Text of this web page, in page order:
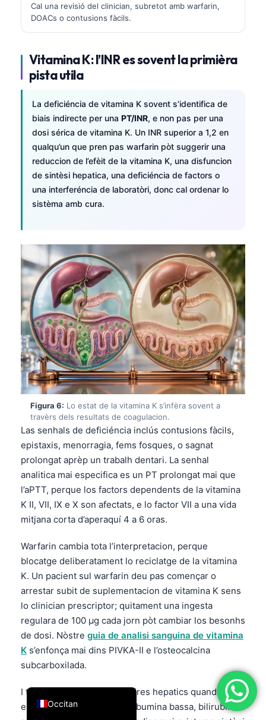
Cal una revisió del clinician, subretot amb warfarin,
DOACs o contusions fàcils.
Vitamina K: l’INR es sovent la primièra
pista utila
La deficiéncia de vitamina K sovent s’identifica de
biais indirecte per una PT/INR, e non pas per una
dosi sérica de vitamina K. Un INR superior a 1,2 en
qualqu’un que pren pas warfarin pòt suggerir una
reduccion de l’efèit de la vitamina K, una disfuncion
de sintèsi hepatica, una deficiéncia de factors o
una interferéncia de laboratòri, donc cal ordenar lo
sistèma amb cura.
Figura 6: Lo estat de la vitamina K s’infèra sovent a
travèrs dels resultats de coagulacion.
Las senhals de deficiéncia inclús contusions fàcils,
epistaxis, menorragia, fems fosques, o sagnat
prolongat aprèp un trabalh dentari. La senhal
analitica mai especifica es un PT prolongat mai que
l’aPTT, perque los factors dependents de la vitamina
K II, VII, IX e X son afectats, e lo factor VII a una vida
mitjana corta d’aperaquí 4 a 6 oras.
Warfarin cambia tota l’interpretacion, perque
blocatge deliberatament lo reciclatge de la vitamina
K. Un pacient sul warfarin deu pas començar o
arrestar subit de suplementacion de vitamina K sens
lo clinician prescriptor; quitament una ingesta
regulara de 100 µg cada jorn pòt cambiar los besonhs
de dosi. Nòstre guia de analisi sanguina de vitamina
K s’enfonça mai dins PIVKA-II e l’osteocalcina
subcarboxilada.
I tanben verifiqui los marcaires hepatics quand l’INR
es naut. Un INR naut amb albumina bassa, bilirubina
Occitan
Deutsch
العربية
Français
עִבְרִית
Italiano
Español
Português
Türkçe
Română
简体中文
فارسی
Български
Dansk
Nederlands
हिन्दी
Bahasa Indonesia
Հայերեն
Íslenska
Српски језик
Svenska
Bosanski
日本語
Čeština
ქართული
Русский
Lietuvių kalba
한국어
Slovenščina
Shqip